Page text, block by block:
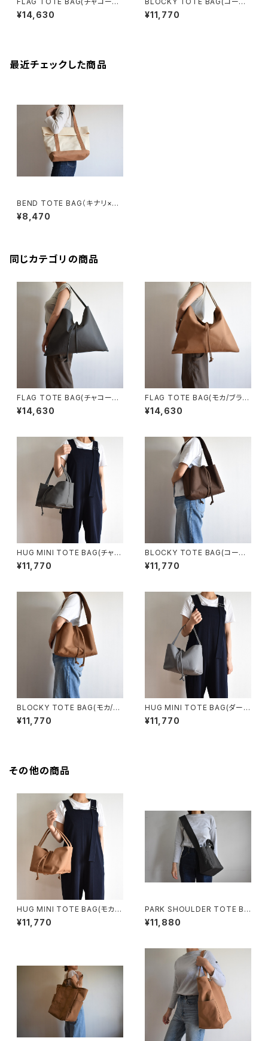
グレー)
¥14,630
ー/ブラウン)
¥11,770
最近チェックした商品
BEND TOTE BAG（キナリ×モ
カ/ベージュ）
¥8,470
同じカテゴリの商品
FLAG TOTE BAG(チャコール/
グレー)
¥14,630
FLAG TOTE BAG(モカ/ブラウ
ン)
¥14,630
HUG MINI TOTE BAG(チャコ
ール/グレー)
¥11,770
BLOCKY TOTE BAG(コーヒ
ー/ブラウン)
¥11,770
BLOCKY TOTE BAG(モカ/ブ
ラウン)
¥11,770
HUG MINI TOTE BAG(ダーク
グレー)
¥11,770
その他の商品
HUG MINI TOTE BAG(モカ/
ブラウン)
¥11,770
PARK SHOULDER TOTE BA
G (チャコール/グレー)
¥11,880